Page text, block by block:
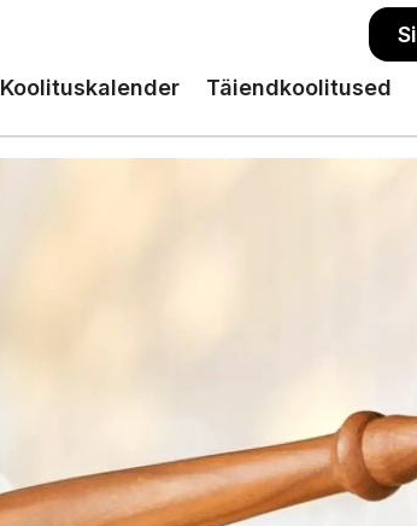
Koolituskalender Täiendkoolitused